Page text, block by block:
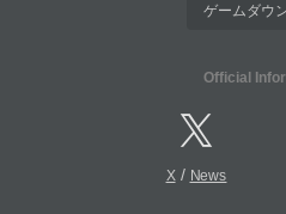
ゲームダウ
Official
X/ News